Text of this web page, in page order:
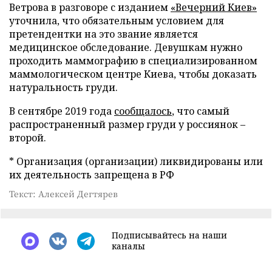
Ветрова в разговоре с изданием «Вечерний Киев»
уточнила, что обязательным условием для
претендентки на это звание является
медицинское обследование. Девушкам нужно
проходить маммографию в специализированном
маммологическом центре Киева, чтобы доказать
натуральность груди.
В сентябре 2019 года сообщалось, что самый
распространенный размер груди у россиянок –
второй.
* Организация (организации) ликвидированы или
их деятельность запрещена в РФ
Текст: Алексей Дегтярев
Подписывайтесь на наши
каналы